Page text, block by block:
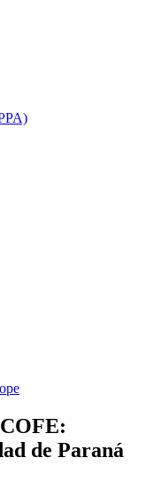
de Paraná